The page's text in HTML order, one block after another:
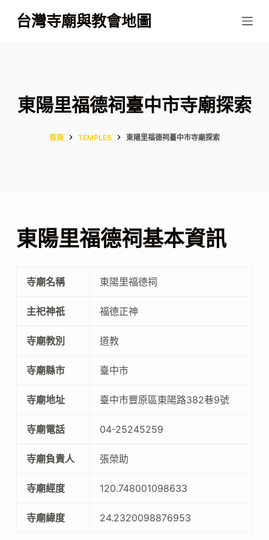
跳
至
台灣寺廟與教會地圖
東陽里福德祠臺中市寺廟探索
首頁 TEMPLES 東陽里福德祠臺中市寺廟探索
東陽里福德祠基本資訊
寺廟名稱 東陽里福德祠
主祀神祇 福德正神
寺廟教別 道教
寺廟縣市 臺中市
寺廟地址 臺中市豐原區東陽路382巷9號
寺廟電話 04-25245259
寺廟負責人 張榮助
寺廟經度 120.748001098633
寺廟緯度 24.2320098876953